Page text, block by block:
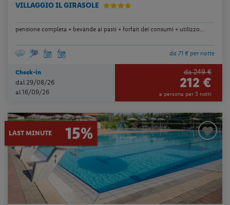
VILLAGGIO IL GIRASOLE
pensione completa + bevande ai pasti + forfait dei consumi + utilizzo...
da 71 € per notte
Check-in
dal 29/08/26
al 16/09/26
da 249 €
212 €
a persona per 3 notti
LAST MINUTE 15%